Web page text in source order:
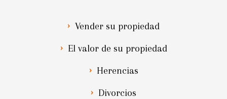
Vender su propiedad
El valor de su propiedad
Herencias
Divorcios